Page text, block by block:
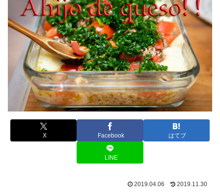
X Facebook はてブ
LINE
2019.04.06 2019.11.30